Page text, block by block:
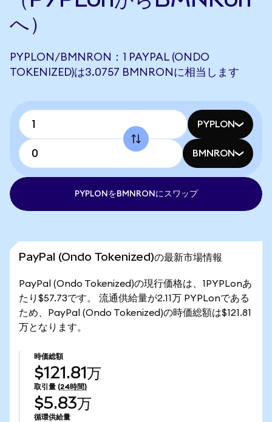
へ）
PYPLON/BMNRON：1 PAYPAL (ONDO
TOKENIZED)は3.0757 BMNRONに相当します
PYPLON
BMNRON
PYPLONをBMNRONにスワップ
PayPal (Ondo Tokenized)の最新市場情報
PayPal (Ondo Tokenized)の現行価格は、1PYPLonあ
たり$57.73です。 流通供給量が2.11万 PYPLonである
ため、PayPal (Ondo Tokenized)の時価総額は$121.81
万となります。
時価総額
$121.81万
取引量 (24時間)
$5.83万
循環供給量